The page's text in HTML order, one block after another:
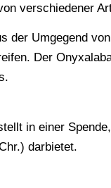
verschiedener
der Umgegend
Der
in einer
darbietet.